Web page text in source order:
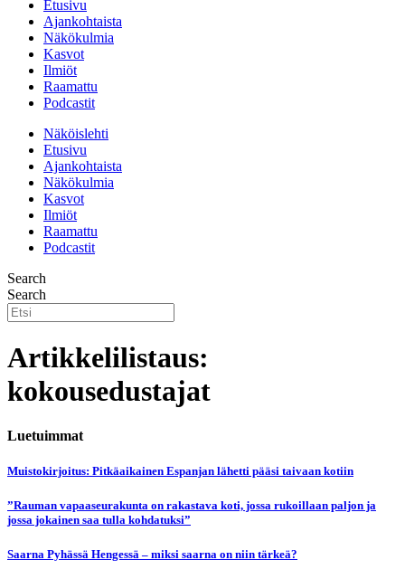
Etusivu
Ajankohtaista
Näkökulmia
Kasvot
Ilmiöt
Raamattu
Podcastit
Näköislehti
Etusivu
Ajankohtaista
Näkökulmia
Kasvot
Ilmiöt
Raamattu
Podcastit
Search
Search
Artikkelilistaus:
kokousedustajat
Luetuimmat
Muistokirjoitus: Pitkäaikainen Espanjan lähetti pääsi taivaan kotiin
”Rauman vapaaseurakunta on rakastava koti, jossa rukoillaan paljon ja
jossa jokainen saa tulla kohdatuksi”
Saarna Pyhässä Hengessä – miksi saarna on niin tärkeä?